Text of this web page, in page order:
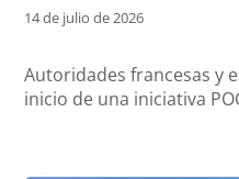
14 de julio de 2026
Autoridades francesas y
inicio de una iniciativa